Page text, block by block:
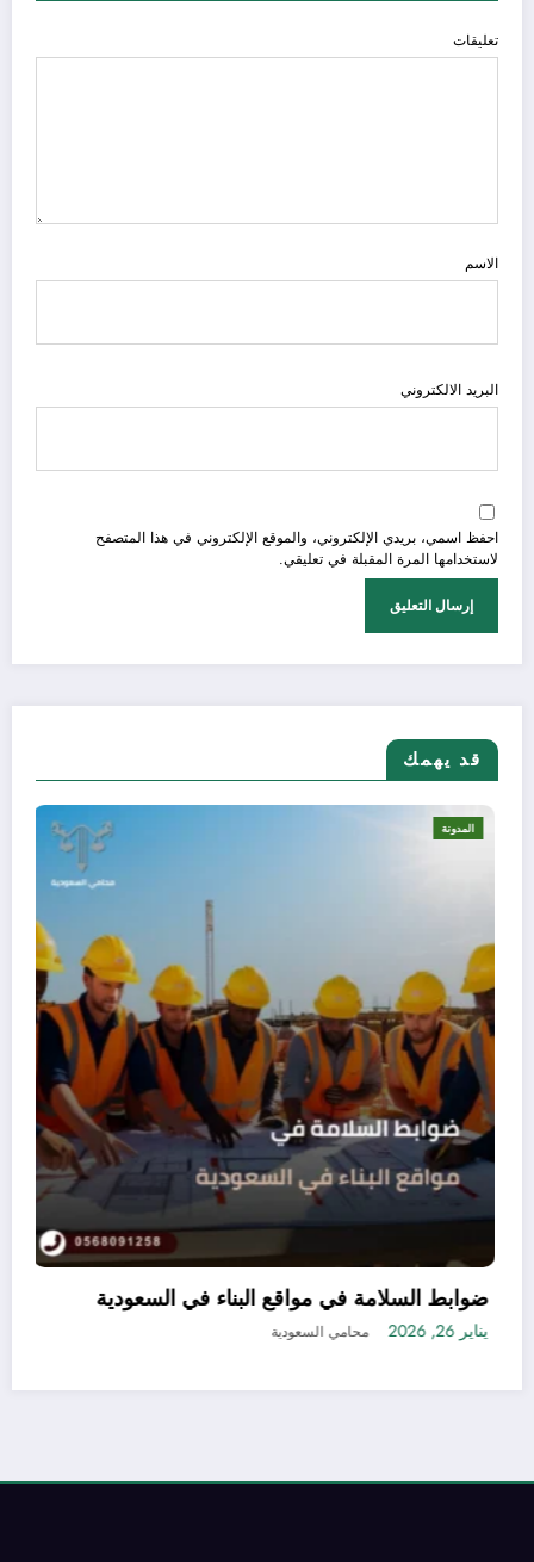
تعليقات
الاسم
البريد الالكتروني
احفظ اسمي، بريدي الإلكتروني، والموقع الإلكتروني في هذا المتصفح
لاستخدامها المرة المقبلة في تعليقي.
قد يهمك
المدونة
طريقة تسجيل منتجات التجميل في السعودية بدون
مشاكل أو تعقيدات